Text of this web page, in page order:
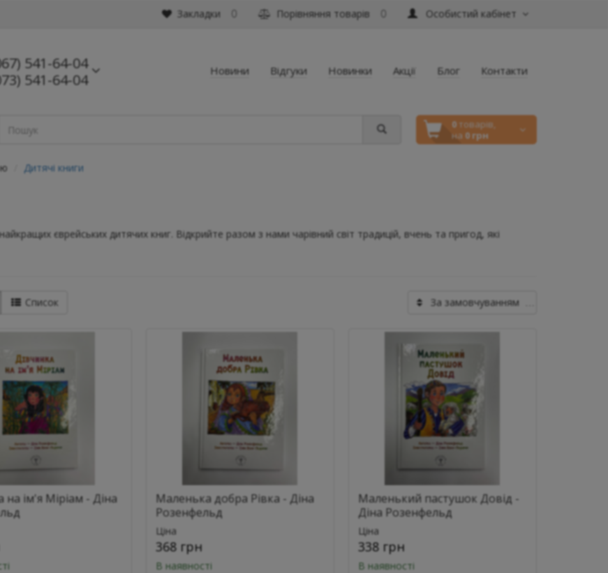
Особистий кабінет
Закладки 0 Порівняння товарів 0
541-64-04
541-64-04
Новини Відгуки Новинки Акції Блог Контакти
0товарів,
на 0 грн
Дитячі книги
єврейських дитячих книг. Відкрийте разом з нами чарівний світ традицій, вчень та пригод, які
Список За замовчуванням
на ім'я Міріам - Діна
Маленька добра Рівка - Діна
Розенфельд
Ціна
368 грн
В наявності
Маленький пастушок Довід -
Діна Розенфельд
Ціна
338 грн
В наявності